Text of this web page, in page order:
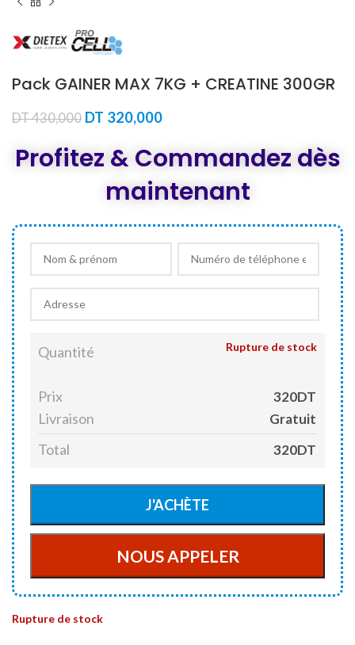
Pack GAINER MAX 7KG + CREATINE 300GR
DT430,000 Le
initial
était :
DT 430,000.
DT 320,000Le
actuel
est :
DT 320,000.
Profitez & Commandez dès
maintenant
Quantité Rupture de stock
Prix 320DT
Livraison Gratuit
Total 320DT
Rupture de stock